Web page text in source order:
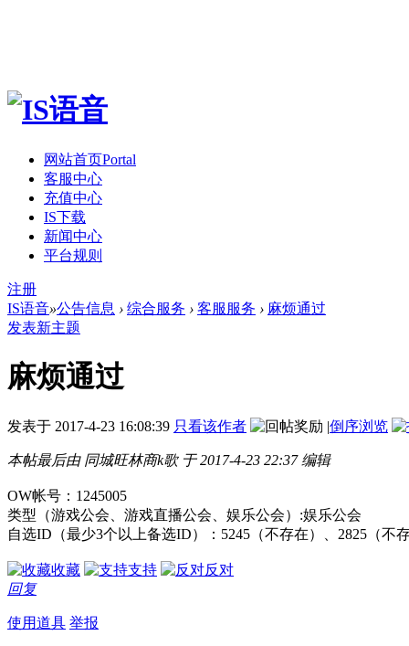
网站首页Portal
客服中心
充值中心
IS下载
新闻中心
平台规则
注册
IS语音»公告信息 › 综合服务 › 客服服务 › 麻烦通过
发表新主题
麻烦通过
发表于 2017-4-23 16:08:39 只看该作者 |倒序浏览
本帖最后由 同城旺林商k歌 于 2017-4-23 22:37 编辑
OW帐号：1245005
类型（游戏公会、游戏直播公会、娱乐公会）:娱乐公会
自选ID（最少3个以上备选ID）：5245（不存在）、2825（不
收藏 支持
反对
回复
使用道具 举报